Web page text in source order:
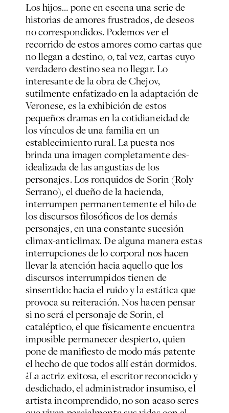
Los hijos… pone en escena una serie de
historias de amores frustrados, de deseos
no correspondidos. Podemos ver el
recorrido de estos amores como cartas que
no llegan a destino, o, tal vez, cartas cuyo
verdadero destino sea no llegar. Lo
interesante de la obra de Chejov,
sutilmente enfatizado en la adaptación de
Veronese, es la exhibición de estos
pequeños dramas en la cotidianeidad de
los vínculos de una familia en un
establecimiento rural. La puesta nos
brinda una imagen completamente des-
idealizada de las angustias de los
personajes. Los ronquidos de Sorin (Roly
Serrano), el dueño de la hacienda,
interrumpen permanentemente el hilo de
los discursos filosóficos de los demás
personajes, en una constante sucesión
climax-anticlimax. De alguna manera estas
interrupciones de lo corporal nos hacen
llevar la atención hacia aquello que los
discursos interrumpidos tienen de
sinsentido: hacia el ruido y la estática que
provoca su reiteración. Nos hacen pensar
si no será el personaje de Sorin, el
cataléptico, el que físicamente encuentra
imposible permanecer despierto, quien
pone de manifiesto de modo más patente
el hecho de que todos allí están dormidos.
¿La actriz exitosa, el escritor reconocido y
desdichado, el administrador insumiso, el
artista incomprendido, no son acaso seres